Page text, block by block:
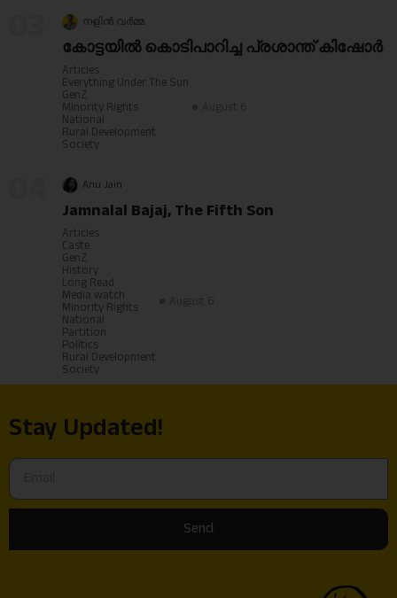
നളിൻ വർമ്മ
കോട്ടയിൽ കൊടിപാറിച്ച പ്രശാന്ത് കിഷോർ
Articles
Everything Under The Sun
GenZ
Minority Rights
National
Rural Development
Society
Anu Jain
Jamnalal Bajaj, The Fifth Son
Articles
Caste
GenZ
History
Long Read
Media watch
Minority Rights
National
Partition
Politics
Rural Development
Society
Stay Updated!
Send